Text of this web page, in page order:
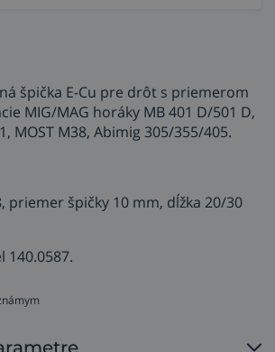
špička E-Cu pre drôt s priemerom
MIG/MAG horáky MB 401 D/501 D,
MOST M38, Abimig 305/355/405.
priemer špičky 10 mm, dĺžka 20/30
140.0587.